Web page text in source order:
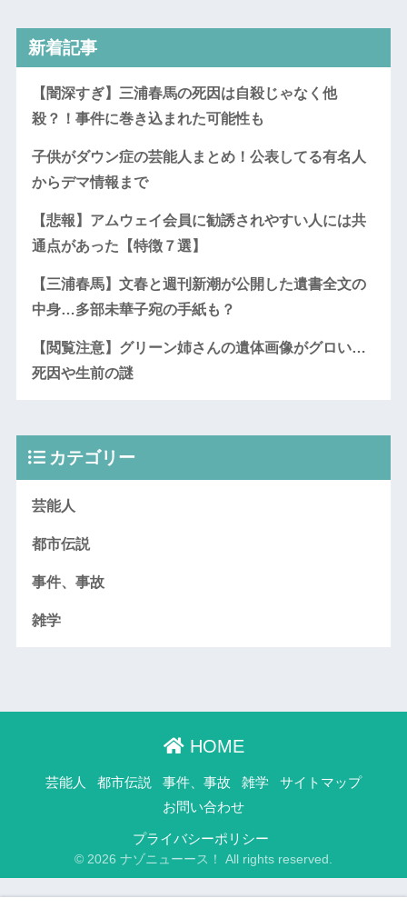
新着記事
【闇深すぎ】三浦春馬の死因は自殺じゃなく他
殺？！事件に巻き込まれた可能性も
子供がダウン症の芸能人まとめ！公表してる有名人
からデマ情報まで
【悲報】アムウェイ会員に勧誘されやすい人には共
通点があった【特徴７選】
【三浦春馬】文春と週刊新潮が公開した遺書全文の
中身…多部未華子宛の手紙も？
【閲覧注意】グリーン姉さんの遺体画像がグロい…
死因や生前の謎
カテゴリー
芸能人
都市伝説
事件、事故
雑学
HOME
芸能人 都市伝説 事件、事故 雑学
サイトマップ
お問い合わせ
プライバシーポリシー
© 2026 ナゾニューース！ All rights reserved.